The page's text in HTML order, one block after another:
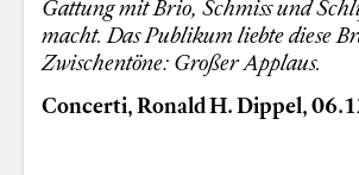
Gattung mit Brio, Schmiss und
macht. Das Publikum liebte diese
Zwischentöne: Großer Applaus.
Concerti, Ronald H. Dippel,